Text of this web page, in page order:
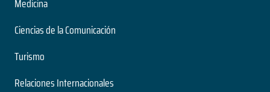
Medicina
Ciencias de la Comunicación
Turismo
Relaciones Internacionales